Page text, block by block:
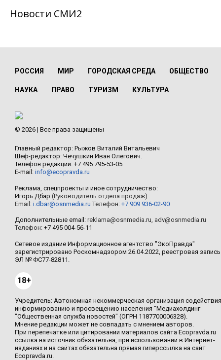
Новости СМИ2
РОССИЯ МИР ГОРОДСКАЯ СРЕДА ОБЩЕСТВО
НАУКА ПРАВО ТУРИЗМ КУЛЬТУРА
© 2026 | Все права защищены
Главный редактор: Рыжов Виталий Витальевич
Шеф-редактор: Чечушкин Иван Олегович.
Телефон редакции: +7 495 795-53-05
E-mail: info@ecopravda.ru
Реклама, спецпроекты и иное сотрудничество:
Игорь Дбар (Руководитель отдела продаж)
Email: i.dbar@osnmedia.ru Телефон: +7 909 936-02-90
Дополнительные email: reklama@osnmedia.ru adv@osnmedia.ru
Телефон: +7 495 004-56-11
Сетевое издание Информационное агентство "ЭкоПравда"
зарегистрировано Роскомнадзором 26.04.2022, реестровая запись
ЭЛ № ФС77-82811.
18+
Учредитель: Автономная некоммерческая организация содействия
информированию и просвещению населения "Медиахолдинг
"Общественная служба новостей" (ОГРН 1187700006328).
Мнение редакции может не совпадать с мнением авторов.
При перепечатке или цитировании материалов сайта Ecopravda.ru
ссылка на источник обязательна, при использовании в Интернет-
изданиях и на сайтах обязательна прямая гиперссылка на сайт
Ecopravda.ru.